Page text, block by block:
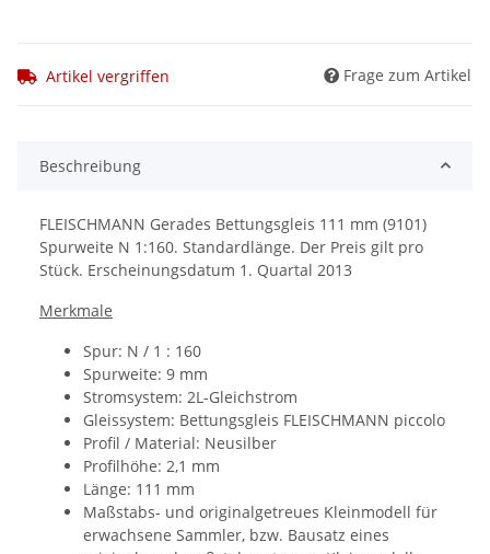
Artikel vergriffen Frage zum Artikel
Beschreibung
FLEISCHMANN Gerades Bettungsgleis 111 mm (9101)
Spurweite N 1:160. Standardlänge. Der Preis gilt pro
Stück. Erscheinungsdatum 1. Quartal 2013
Merkmale
Spur: N / 1 : 160
Spurweite: 9 mm
Stromsystem: 2L-Gleichstrom
Gleissystem: Bettungsgleis FLEISCHMANN piccolo
Profil / Material: Neusilber
Profilhöhe: 2,1 mm
Länge: 111 mm
Maßstabs- und originalgetreues Kleinmodell für
erwachsene Sammler, bzw. Bausatz eines